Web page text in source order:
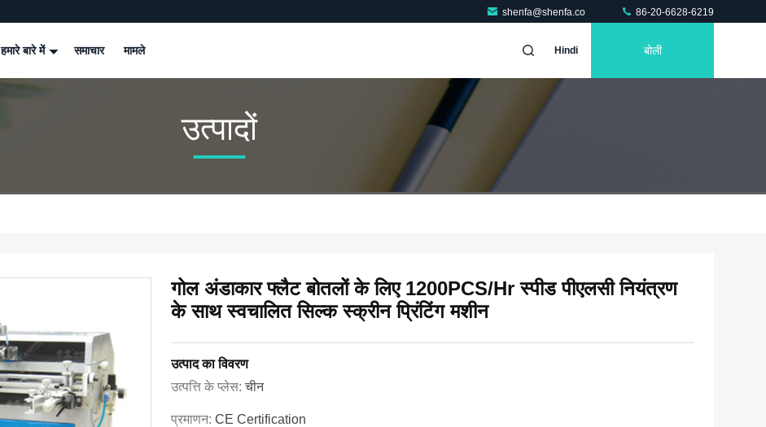
shenfa@shenfa.co 86-20-6628-6219
हमारे बारे में समाचार मामले Hindi बोली
उत्पादों
गोल अंडाकार फ्लैट बोतलों के लिए 1200PCS/Hr स्पीड पीएलसी नियंत्रण
के साथ स्वचालित सिल्क स्क्रीन प्रिंटिंग मशीन
उत्पाद का विवरण
उत्पत्ति के प्लेस:चीन
प्रमाणन: CE Certification